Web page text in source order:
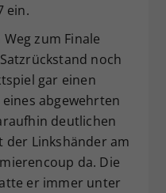
ein.
zum Finale
noch
gar einen
eines abgewehrten
deutlichen
der Linkshänder am
da. Die
er immer unter